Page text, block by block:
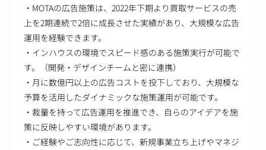
・MOTAの広告施策は、2022年下期より買取サービスの売
上を2期連続で2倍に成長させた実績があり、大規模な広告
運用を経験できます。
・インハウスの環境でスピード感のある施策実行が可能で
す。（開発・デザインチームと密に連携）
・月に数億円以上の広告コストを投下しており、大規模な
予算を活用したダイナミックな施策運用が可能です。
・裁量を持って広告運用を推進でき、自らのアイデアを施
策に反映しやすい環境があります。
・ご経験やご志向性に応じて、新規事業立ち上げやマネジ